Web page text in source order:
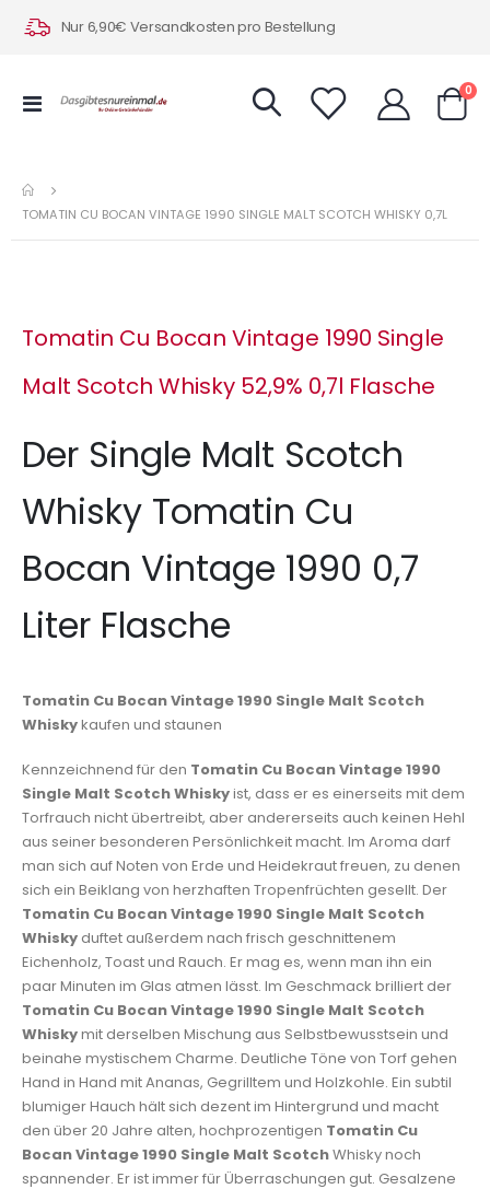
Nur 6,90€ Versandkosten pro Bestellung
Navigation
0
TOMATIN CU BOCAN VINTAGE 1990 SINGLE MALT SCOTCH WHISKY 0,7L
Tomatin Cu Bocan Vintage 1990 Single
Malt Scotch Whisky 52,9% 0,7l Flasche
Der Single Malt Scotch
Whisky Tomatin Cu
Bocan Vintage 1990 0,7
Liter Flasche
Tomatin Cu Bocan Vintage 1990 Single Malt Scotch
Whiskykaufen und staunen
Kennzeichnend für den Tomatin Cu Bocan Vintage 1990
Single Malt Scotch Whiskyist, dass er es einerseits mit dem
Torfrauch nicht übertreibt, aber andererseits auch keinen Hehl
aus seiner besonderen Persönlichkeit macht. Im Aroma darf
man sich auf Noten von Erde und Heidekraut freuen, zu denen
sich ein Beiklang von herzhaften Tropenfrüchten gesellt. Der
Tomatin Cu Bocan Vintage 1990 Single Malt Scotch
Whisky duftet außerdem nach frisch geschnittenem
Eichenholz, Toast und Rauch. Er mag es, wenn man ihn ein
paar Minuten im Glas atmen lässt. Im Geschmack brilliert der
Tomatin Cu Bocan Vintage 1990 Single Malt Scotch
Whiskymit derselben Mischung aus Selbstbewusstsein und
beinahe mystischem Charme. Deutliche Töne von Torf gehen
Hand in Hand mit Ananas, Gegrilltem und Holzkohle. Ein subtil
blumiger Hauch hält sich dezent im Hintergrund und macht
den über 20 Jahre alten, hochprozentigen Tomatin Cu
Bocan Vintage 1990 Single Malt ScotchWhisky noch
spannender. Er ist immer für Überraschungen gut. Gesalzene